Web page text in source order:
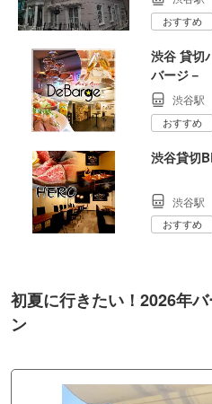
おすすめ
渋谷 貸切
バージ－
渋谷駅
おすすめ
渋谷貸切
渋谷駅
おすすめ
初夏に行きたい！2026年
ン